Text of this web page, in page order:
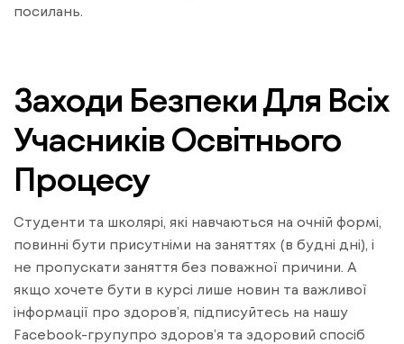
посилань.
Заходи Безпеки Для Всіх
Учасників Освітнього
Процесу
Студенти та школярі, які навчаються на очній формі,
повинні бути присутніми на заняттях (в будні дні), і
не пропускати заняття без поважної причини. А
якщо хочете бути в курсі лише новин та важливої
інформації про здоров’я, підписуйтесь на нашу
Facebook-групупро здоров’я та здоровий спосіб